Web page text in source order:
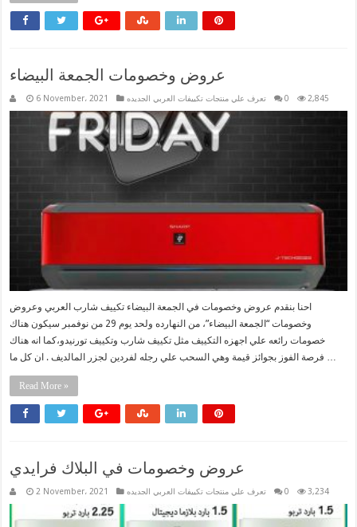
عروض وخصومات الجمعة البيضاء
6 November، 2021 تعرف علي منتجات تكييفات العربي الجديده 0 2,845
احنا بنقدم عروض وخصومات في الجمعة البيضاء تكييف شارب العربي وعروض
وخصومات “الجمعة البيضاء”، من النهارده ولحد يوم 29 من نوفمبر سيكون هناك
خصومات رائعه علي اجهزه التكييف مثل تكييف شارب وتكييف تورنيدو،كما انه هناك
فرصة الفوز بجوائز قيمة وهي السحب علي رجله لفردين لجزر المالديف . ان كل ما …
Read More »
عروض وخصومات في البلاك فرايدي
2 November، 2021 تعرف علي منتجات تكييفات العربي الجديده 0 3,234